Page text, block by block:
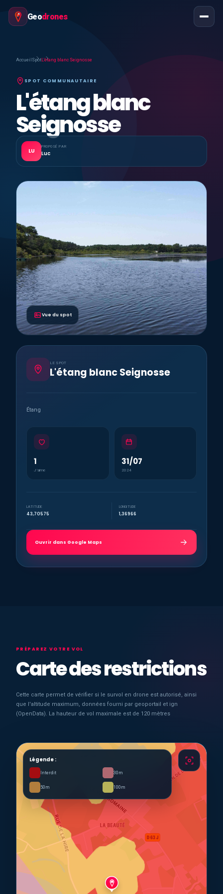
Geodrones
Accueil SpotL'étang blanc Seignosse
SPOT COMMUNAUTAIRE
L'étang blanc
Seignosse
LU
PROPOSÉ PAR
Luc
Vue du spot
LE SPOT
L'étang blanc Seignosse
Étang
1
J’aime
31/07
2024
LATITUDE
43,70575
LONGITUDE
1,36966
Ouvrir dans Google Maps
PRÉPAREZ VOTRE VOL
Carte des restrictions
Cette carte permet de vérifier si le survol en drone est autorisé, ainsi
que l'altitude maximum, données fourni par geoportail et ign
(OpenData). La hauteur de vol maximale est de 120 mètres
Légende :
Interdit 30m
50m 100m